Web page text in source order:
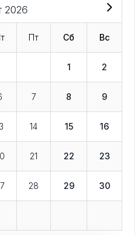
2026
Пт Сб Вс
1 2
7 8 9
14 15 16
21 22 23
28 29 30